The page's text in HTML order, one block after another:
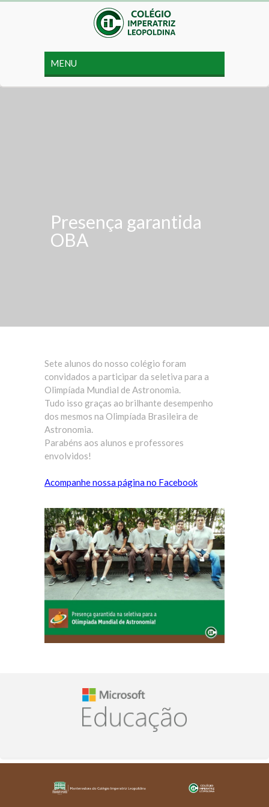
Presença garantida
OBA
Sete alunos do nosso colégio foram
convidados a participar da seletiva para a
Olimpíada Mundial de Astronomia.
Tudo isso graças ao brilhante desempenho
dos mesmos na Olimpíada Brasileira de
Astronomia.
Parabéns aos alunos e professores
envolvidos!
Acompanhe nossa página no Facebook